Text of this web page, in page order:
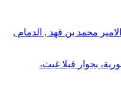
محمد بن فهد , الدمام ,
بجوار فيلا غيث،